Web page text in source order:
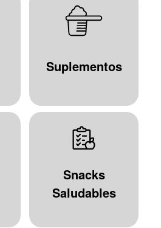
Suplementos
Snacks
Saludables